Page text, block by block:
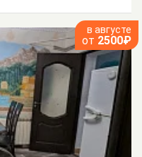
в августе
от 2500₽